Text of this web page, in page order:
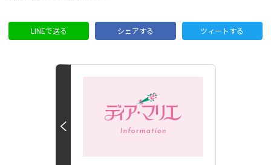
LINEで送る シェアする ツィートする